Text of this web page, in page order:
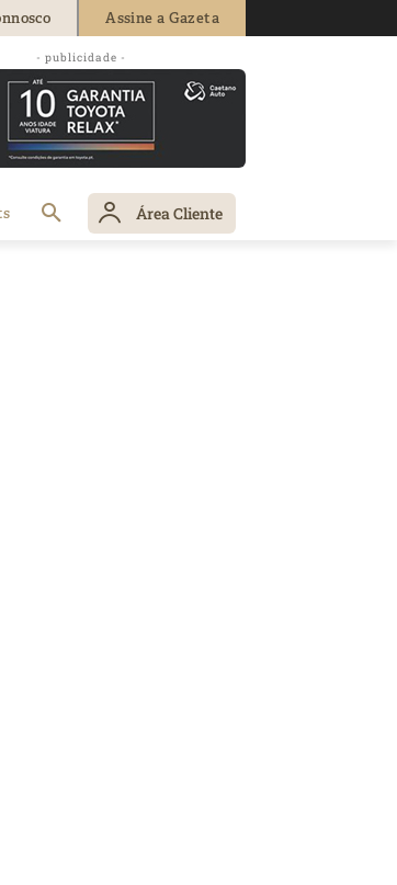
Assine a Gazeta
- publicidade -
Área Cliente